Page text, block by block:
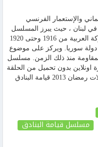
والإستعمار الفرنسي
في لبنان ، حيث يبرز المسلسل
وقفة أهالي جبل عامل الصلبة بجانب الحركة العربية من 1916 وحتى 1920
دولة سوريا. ويركز على موضوع
المقاومة منذ ذلك الزمن. مسلسل
مشاهدة مباشرة اونلاين بدون تحميل من الحلقة
البنادق
مسلسل قيامة البنادق